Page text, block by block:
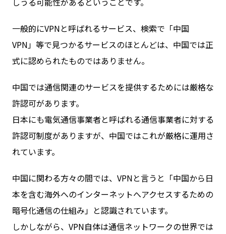
一般的にVPNと呼ばれるサービス、検索で「中国
VPN」等で見つかるサービスのほとんどは、中国では正
式に認められたものではありません。
中国では通信関連のサービスを提供するためには厳格な
許認可があります。
日本にも電気通信事業者と呼ばれる通信事業者に対する
許認可制度がありますが、中国ではこれが厳格に運用さ
れています。
中国に関わる方々の間では、VPNと言うと「中国から日
本を含む海外へのインターネットへアクセスするための
暗号化通信の仕組み」と認識されています。
しかしながら、VPN自体は通信ネットワークの世界では